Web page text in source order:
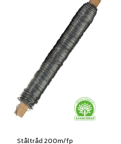
Ståltråd 200m/fp